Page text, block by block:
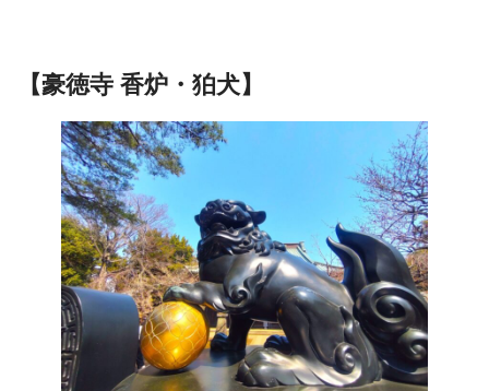
【豪徳寺 香炉・狛犬】